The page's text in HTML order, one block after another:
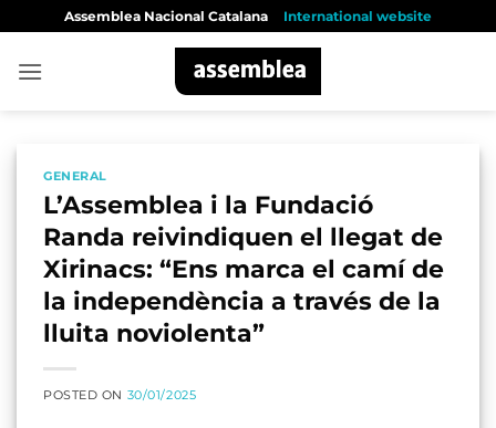
content
Assemblea Nacional Catalana International website
GENERAL
L’Assemblea i la Fundació
Randa reivindiquen el llegat de
Xirinacs: “Ens marca el camí de
la independència a través de la
lluita noviolenta”
POSTED ON 30/01/2025